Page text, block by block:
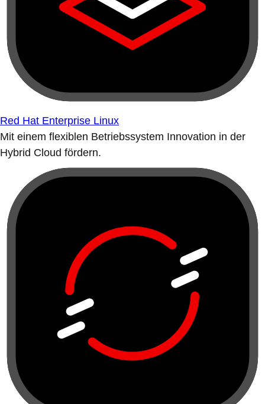
Red Hat Enterprise Linux
Mit einem flexiblen Betriebssystem Innovation in der
Hybrid Cloud fördern.